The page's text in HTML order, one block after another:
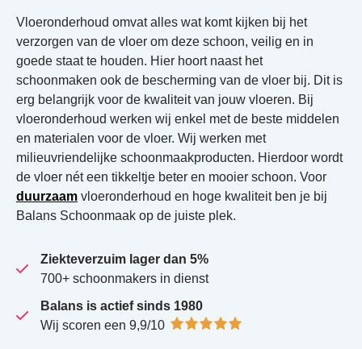
Vloeronderhoud omvat alles wat komt kijken bij het
verzorgen van de vloer om deze schoon, veilig en in
goede staat te houden. Hier hoort naast het
schoonmaken ook de bescherming van de vloer bij. Dit is
erg belangrijk voor de kwaliteit van jouw vloeren. Bij
vloeronderhoud werken wij enkel met de beste middelen
en materialen voor de vloer. Wij werken met
milieuvriendelijke schoonmaakproducten. Hierdoor wordt
de vloer nét een tikkeltje beter en mooier schoon. Voor
duurzaam vloeronderhoud en hoge kwaliteit ben je bij
Balans Schoonmaak op de juiste plek.
Ziekteverzuim lager dan 5%
700+ schoonmakers in dienst
Balans is actief sinds 1980
Wij scoren een 9,9/10